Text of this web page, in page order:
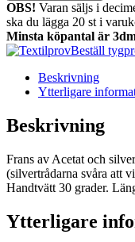
OBS! Varan säljs i
ska du lägga 20 st i
Minsta köpantal är
Beställ
Beskrivning
Ytterligare
Beskrivning
Frans av Acetat och
(silvertrådarna svåra att
Handtvätt 30 grader.
Ytterligare